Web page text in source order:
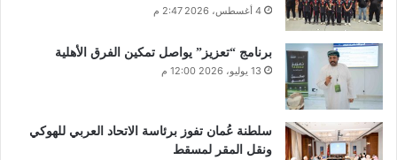
4 أغسطس، 2026 2:47 م
برنامج “تعزيز” يواصل تمكين الفرق الأهلية
13 يوليو، 2026 12:00 م
سلطنة عُمان تفوز برئاسة الاتحاد العربي للهوكي
ونقل المقر لمسقط